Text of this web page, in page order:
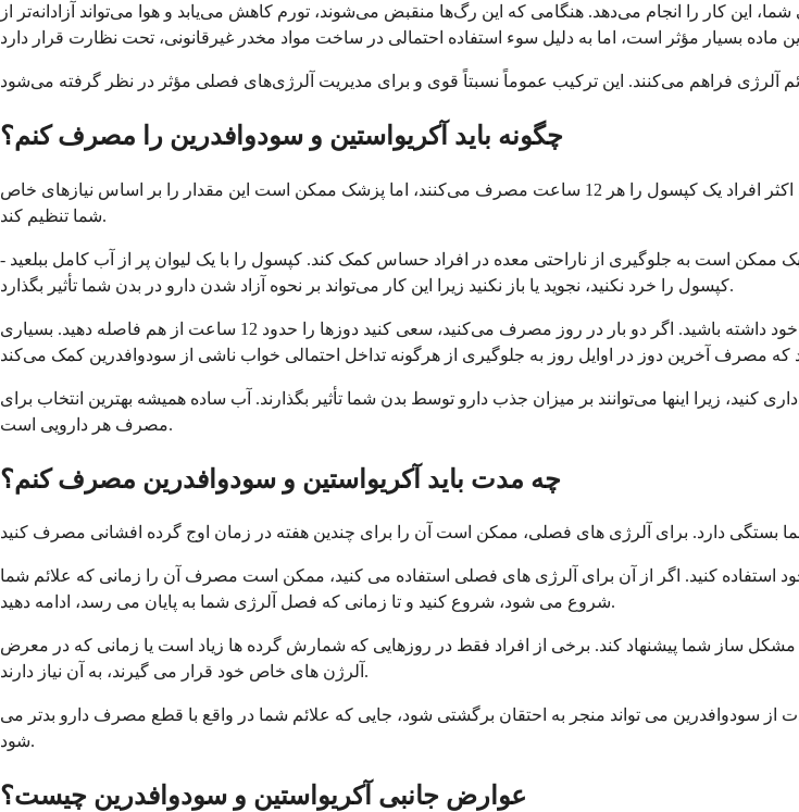
این کار را انجام می‌دهد. هنگامی که این رگ‌ها منقبض می‌شوند، تورم کاهش می‌یابد و هوا می‌تواند آزادانه‌تر از
چگونه باید آکريواستين و سودوافدرین را مصرف کنم؟
این دارو را دقیقاً طبق دستور پزشک یا طبق دستورالعمل روی برچسب بسته‌بندی مصرف کنید. اکثر افراد یک کپسول را هر 12 ساعت مصرف می‌کنند، اما پزشک ممکن است این مقدار را بر اساس نیازهای خاص
شما تنظیم کند.
ممکن است به جلوگیری از ناراحتی معده در افراد حساس کمک کند. کپسول را با یک لیوان پر از آب کامل ببلعید -
کپسول را خرد نکنید، نجوید یا باز نکنید زیرا این کار می‌تواند بر نحوه آزاد شدن دارو در بدن شما تأثیر بگذارد.
بهتر است دوزهای خود را در زمان‌های مشخصی از روز مصرف کنید تا سطح ثابتی در سیستم خود داشته باشید. اگر دو بار در روز مصرف می‌کنید، سعی کنید دوزها را حدود 12 ساعت از هم فاصله دهید. بسیاری
کنید، زیرا اینها می‌توانند بر میزان جذب دارو توسط بدن شما تأثیر بگذارند. آب ساده همیشه بهترین انتخاب برای
مصرف هر دارویی است.
چه مدت باید آکريواستين و سودوافدرين مصرف کنم؟
خود استفاده کنید. اگر از آن برای آلرژی های فصلی استفاده می کنید، ممکن است مصرف آن را زمانی که علائم شما
شروع می شود، شروع کنید و تا زمانی که فصل آلرژی شما به پایان می رسد، ادامه دهید.
ساز شما پیشنهاد کند. برخی از افراد فقط در روزهایی که شمارش گرده ها زیاد است یا زمانی که در معرض
آلرژن های خاص خود قرار می گیرند، به آن نیاز دارند.
سودوافدرین می تواند منجر به احتقان برگشتی شود، جایی که علائم شما در واقع با قطع مصرف دارو بدتر می
شود.
عوارض جانبی آکريواستين و سودوافدرين چیست؟